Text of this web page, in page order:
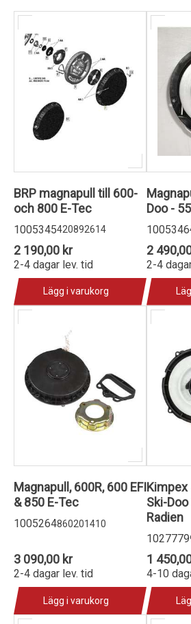
BRP magnapull till 600-
och 800 E-Tec
1005345420892614
2 190,00 kr
2-4 dagar lev. tid
Lägg i varukorg
Doo -
1005346
2
2-4
Magnapull, 600R, 600 EFI
& 850 E-Tec
1005264860201410
3 090,00 kr
2-4 dagar lev. tid
Lägg i varukorg
Kimpex
Ski-
Radien
1027779
1
4-10